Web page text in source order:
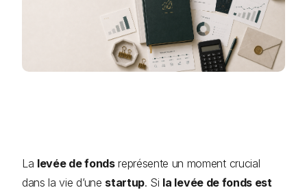
La levée de fondsreprésente un moment crucial
dans la vie d’une startup. Si la levée de fonds est